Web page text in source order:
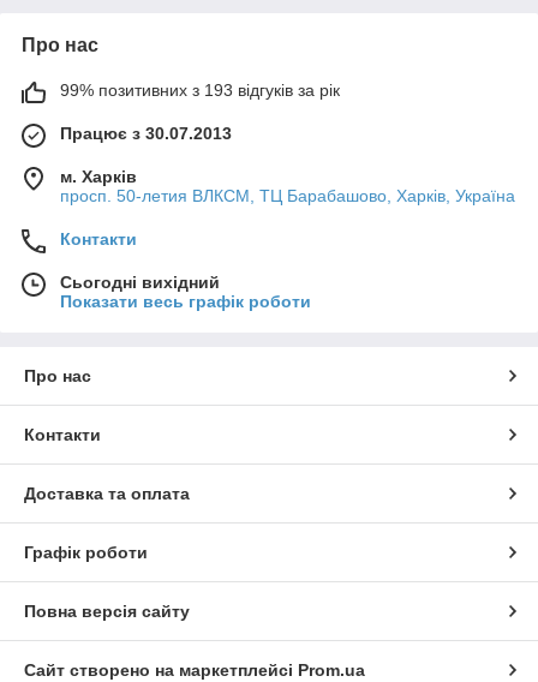
Про нас
99% позитивних з 193 відгуків за рік
Працює з 30.07.2013
м. Харків
просп. 50-летия ВЛКСМ, ТЦ Барабашово, Харків, Україна
Контакти
Сьогодні вихідний
Показати весь графік роботи
Про нас
Контакти
Доставка та оплата
Графік роботи
Повна версія сайту
Сайт створено на маркетплейсі Prom.ua